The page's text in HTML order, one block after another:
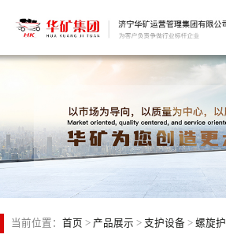
当前位置： 首页 > 产品展示 > 支护设备 > 螺旋